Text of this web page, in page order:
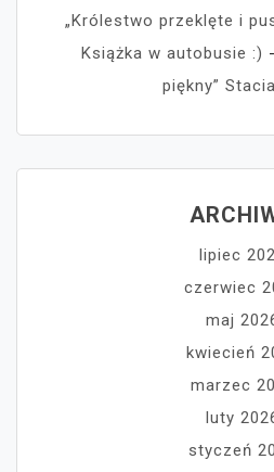
„Królestwo przeklęte i
Książka w autobusie :) -
piękny”
lipiec
czerwiec
maj
kwiecień
marzec
luty
styczeń